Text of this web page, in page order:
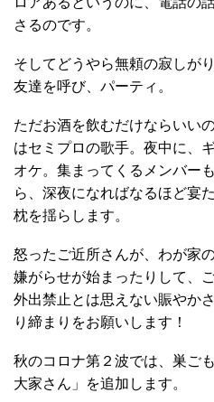
さるのです。
そしてどうやら無頼の寂しが
友達を呼び、パーティ。
ただお酒を飲むだけならいい
はセミプロの歌手。夜中に、
オケ。集まってくるメンバー
ら、深夜になればなるほど宴
枕を揺らします。
怒ったご近所さんが、わが家
嫌がらせが始まったりして、
外出禁止とは思えない賑やか
り締まりをお願いします！
秋のコロナ第２波では、巣ご
大家さん」を追加します。